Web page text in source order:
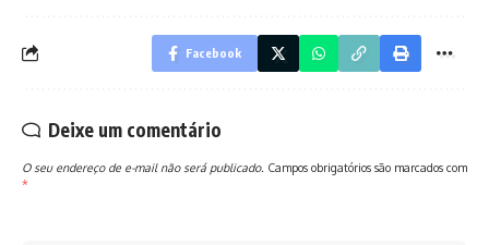
Facebook
Deixe um comentário
O seu endereço de e-mail não será publicado. Campos obrigatórios são marcados com
*